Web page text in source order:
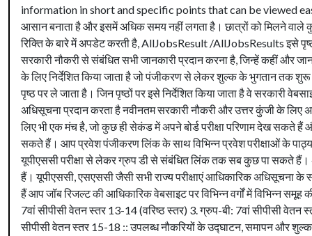
information in short and specific points that can be viewed
आसान बनाता है और इसमें अधिक समय नहीं लगता है। छात्रों को मिलने वाले
रिक्ति के बारे में अपडेट करती है, AllJobsResult /AllJobsResults इसे
सरकारी नौकरी से संबंधित सभी जानकारी प्रदान करना है, जिन्हें कहीं और
के लिए निर्देशित किया जाता है जो पंजीकरण से लेकर शुल्क के भुगतान तक
पृष्ठ पर ले जाता है। जिन पृष्ठों पर इसे निर्देशित किया जाता है वे सरकारी
अधिसूचना प्रदान करता है नवीनतम सरकारी नौकरी और उत्तर कुंजी के
लिए भी एक मंच है, जो कुछ ही सेकंड में अपने बोर्ड परीक्षा परिणाम देख
सकते हैं। आप प्रवेश पंजीकरण लिंक के साथ विभिन्न प्रवेश परीक्षाओं के
यूपीएससी परीक्षा से लेकर ग्रुप डी से संबंधित लिंक तक सब कुछ पा सकते
हैं। यूपीएससी, एसएससी जैसी सभी राज्य परीक्षाएं आधिकारिक अधिसूचना
हैं आप जॉब रिजल्ट की आधिकारिक वेबसाइट पर विभिन्न वर्गों में विभिन्न
7वां सीपीसी वेतन स्तर 13-14 (वरिष्ठ स्तर) 3. ग्रुप-बी: 7वां सीपीसी
सीपीसी वेतन स्तर 15-18 :: उपलब्ध नौकरियों के उद्घाटन, समापन और